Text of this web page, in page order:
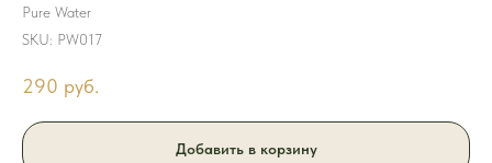
Pure Water
SKU: PW017
290 руб.
Добавить в корзину